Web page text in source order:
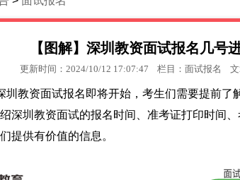
【图解】深圳教资面试报名几号
更新时间：2024/10/12 17:07:47 栏目：面试报名 文
圳教资面试报名即将开始，考生们需要提前
深圳教资面试的报名时间、准考证打印时间
提供有价值的信息。